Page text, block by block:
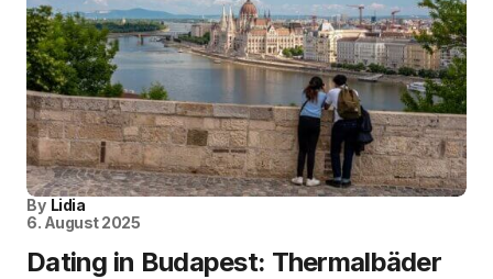
By Lidia
6. August 2025
Dating in Budapest: Thermalbäder